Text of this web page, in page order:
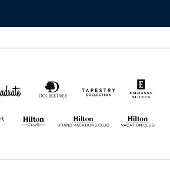
DoubleTree
by
Hilton
Collection
by Hilton
Embassy
Suites
by
VACATIONS
CLUB
VACATION
CLUB